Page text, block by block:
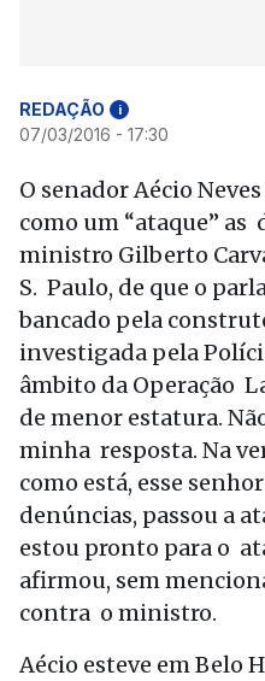
REDAÇÃO i
07/03/2016 - 17:30
O senador Aécio
como um “ataque” as
ministro Gilberto
S. Paulo, de que o
bancado pela
investigada pela
âmbito da Operação
de menor estatura.
minha resposta. Na
como está, esse
denúncias, passou a
estou pronto para o
afirmou, sem
contra o ministro.
Aécio esteve em Belo